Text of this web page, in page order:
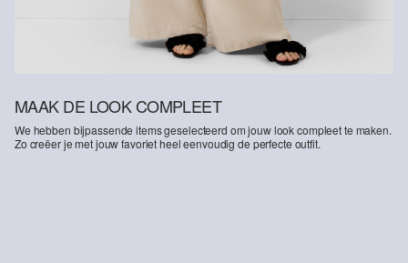
MAAK DE LOOK COMPLEET
We hebben bijpassende items geselecteerd om jouw look compleet te maken.
Zo creëer je met jouw favoriet heel eenvoudig de perfecte outfit.